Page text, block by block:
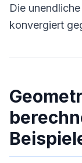
Die
konvergiert